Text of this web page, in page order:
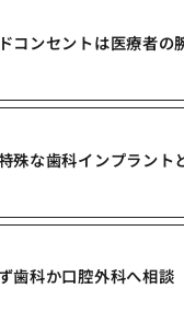
コンセントは医療者の
殊な歯科インプラント
歯科か口腔外科へ相談